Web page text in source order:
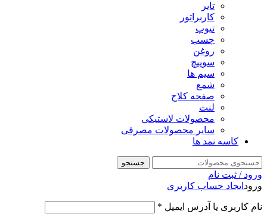
تایر
کاربراتور
تیوپ
چسب
روغن
سوییچ
سیم ها
شمع
صفحه کلاج
لنت
محصولات لاستیکی
سایر محصولات مصرفی
کاسه نمد ها
جستجو
ورود / ثبت نام
ورود ایجاد حساب کاربری
نام کاربری یا آدرس ایمیل *